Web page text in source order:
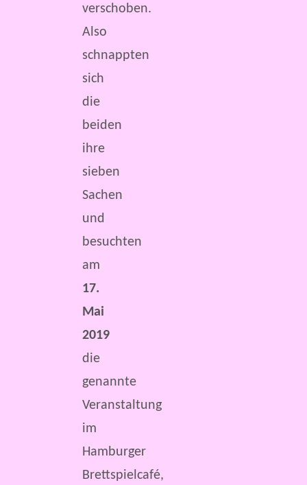
verschoben.
Also
schnappten
sich
die
beiden
ihre
sieben
Sachen
und
besuchten
am
17.
Mai
2019
die
genannte
Veranstaltung
im
Hamburger
Brettspielcafé,